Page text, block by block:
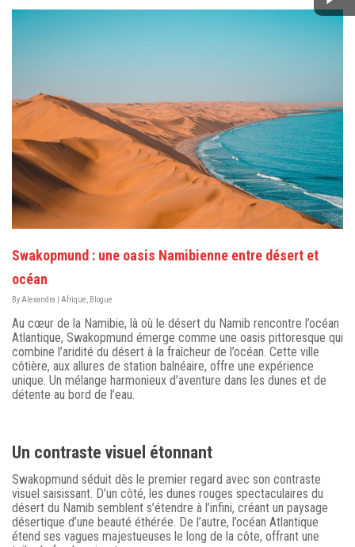
Swakopmund : une oasis Namibienne entre désert et
océan
By Alexandra Afrique Blogue
Au cœur de la Namibie, là où le désert du Namib rencontre l’océan
Atlantique, Swakopmund émerge comme une oasis pittoresque qui
combine l’aridité du désert à la fraîcheur de l’océan. Cette ville
côtière, aux allures de station balnéaire, offre une expérience
unique. Un mélange harmonieux d’aventure dans les dunes et de
détente au bord de l’eau.
Un contraste visuel étonnant
Swakopmund séduit dès le premier regard avec son contraste
visuel saisissant. D’un côté, les dunes rouges spectaculaires du
désert du Namib semblent s’étendre à l’infini, créant un paysage
désertique d’une beauté éthérée. De l’autre, l’océan Atlantique
étend ses vagues majestueuses le long de la côte, offrant une